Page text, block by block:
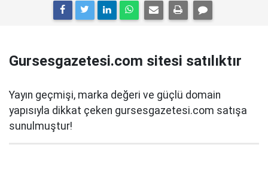
Gursesgazetesi.com sitesi satılıktır
Yayın geçmişi, marka değeri ve güçlü domain
yapısıyla dikkat çeken gursesgazetesi.com satışa
sunulmuştur!